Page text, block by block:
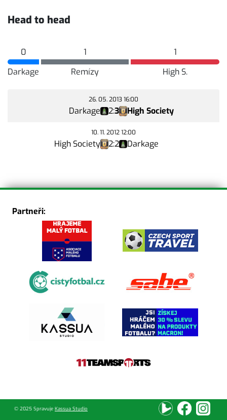
Head to head
0
Darkage
1
Remízy
1
High S.
26. 05. 2013 16:00
Darkage 2:3 High Society
10. 11. 2012 12:00
High Society 2:2 Darkage
Partneři:
© 2025 Spravuje Kassua Studio